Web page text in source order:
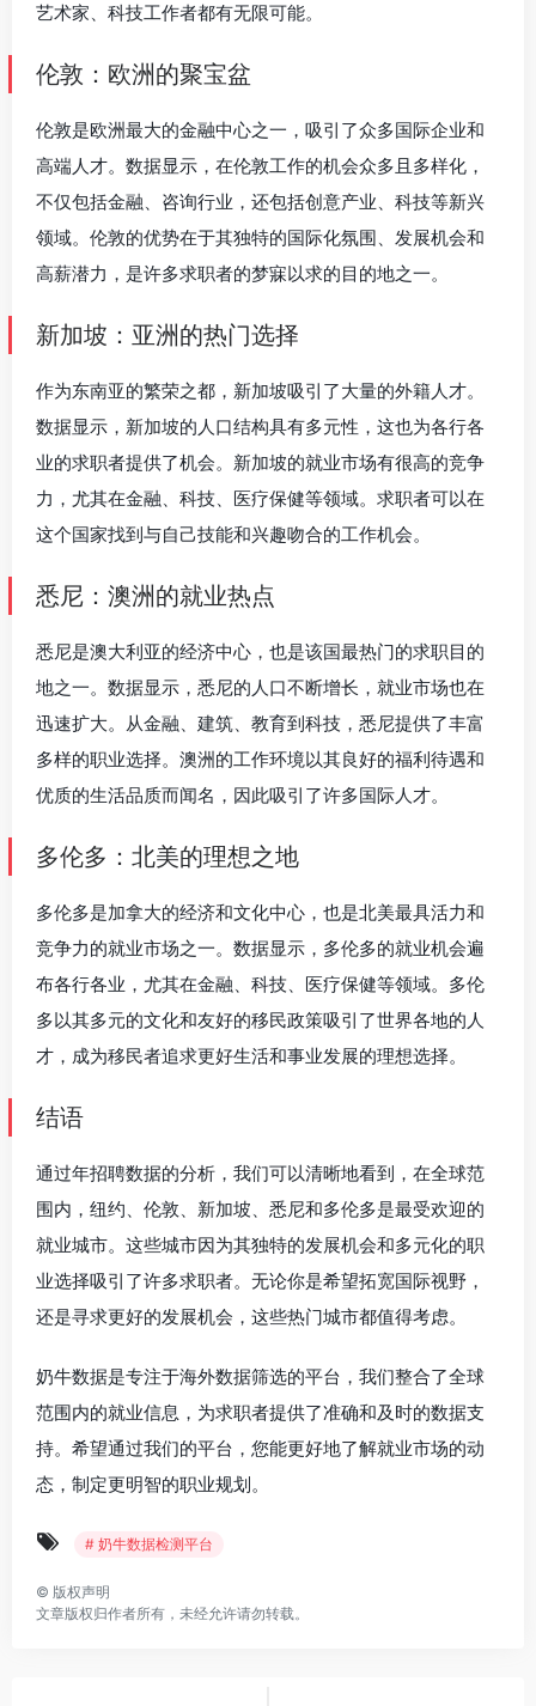
艺术家、科技工作者都有无限可能。
伦敦：欧洲的聚宝盆
伦敦是欧洲最大的金融中心之一，吸引了众多国际企业和
高端人才。数据显示，在伦敦工作的机会众多且多样化，
不仅包括金融、咨询行业，还包括创意产业、科技等新兴
领域。伦敦的优势在于其独特的国际化氛围、发展机会和
高薪潜力，是许多求职者的梦寐以求的目的地之一。
新加坡：亚洲的热门选择
作为东南亚的繁荣之都，新加坡吸引了大量的外籍人才。
数据显示，新加坡的人口结构具有多元性，这也为各行各
业的求职者提供了机会。新加坡的就业市场有很高的竞争
力，尤其在金融、科技、医疗保健等领域。求职者可以在
这个国家找到与自己技能和兴趣吻合的工作机会。
悉尼：澳洲的就业热点
悉尼是澳大利亚的经济中心，也是该国最热门的求职目的
地之一。数据显示，悉尼的人口不断增长，就业市场也在
迅速扩大。从金融、建筑、教育到科技，悉尼提供了丰富
多样的职业选择。澳洲的工作环境以其良好的福利待遇和
优质的生活品质而闻名，因此吸引了许多国际人才。
多伦多：北美的理想之地
多伦多是加拿大的经济和文化中心，也是北美最具活力和
竞争力的就业市场之一。数据显示，多伦多的就业机会遍
布各行各业，尤其在金融、科技、医疗保健等领域。多伦
多以其多元的文化和友好的移民政策吸引了世界各地的人
才，成为移民者追求更好生活和事业发展的理想选择。
结语
通过年招聘数据的分析，我们可以清晰地看到，在全球范
围内，纽约、伦敦、新加坡、悉尼和多伦多是最受欢迎的
就业城市。这些城市因为其独特的发展机会和多元化的职
业选择吸引了许多求职者。无论你是希望拓宽国际视野，
还是寻求更好的发展机会，这些热门城市都值得考虑。
奶牛数据是专注于海外数据筛选的平台，我们整合了全球
范围内的就业信息，为求职者提供了准确和及时的数据支
持。希望通过我们的平台，您能更好地了解就业市场的动
态，制定更明智的职业规划。
# 奶牛数据检测平台
© 版权声明
文章版权归作者所有，未经允许请勿转载。